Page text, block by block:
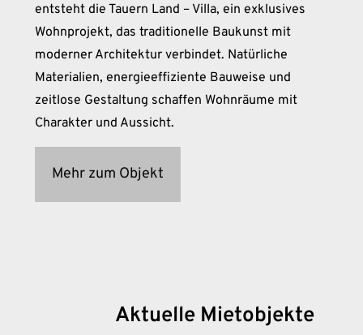
entsteht die Tauern Land – Villa, ein exklusives
Wohnprojekt, das traditionelle Baukunst mit
moderner Architektur verbindet. Natürliche
Materialien, energieeffiziente Bauweise und
zeitlose Gestaltung schaffen Wohnräume mit
Charakter und Aussicht.
Mehr zum Objekt
Aktuelle Mietobjekte